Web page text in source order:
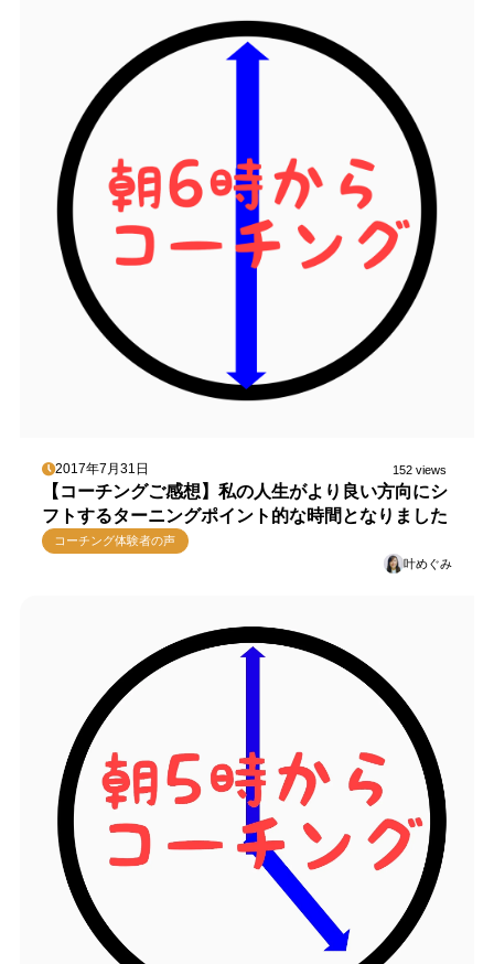
2017年7月31日 152 views
【コーチングご感想】私の人生がより良い方向にシ
フトするターニングポイント的な時間となりました
コーチング体験者の声
叶めぐみ